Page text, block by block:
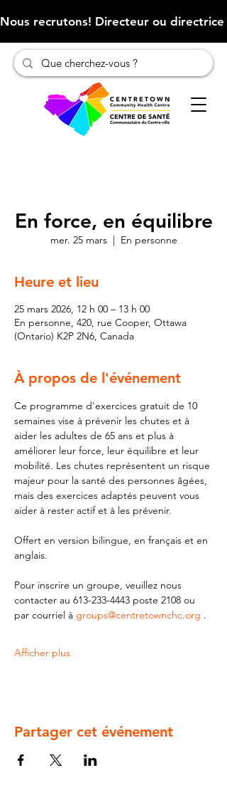
Nous recrutons! Directeur ou
En force, en équilibre
mer. 25 mars
  |
En personne
Heure et lieu
25 mars 2026, 12 h 00 – 13 h 00
En personne, 420, rue Cooper, Ottawa
(Ontario) K2P 2N6, Canada
À propos de l'événement
Ce programme d'exercices gratuit de 10
semaines vise à prévenir les chutes et à
aider les adultes de 65 ans et plus à
améliorer leur force, leur équilibre et leur
mobilité. Les chutes représentent un risque
majeur pour la santé des personnes âgées,
mais des exercices adaptés peuvent vous
aider à rester actif et à les prévenir.
Offert en version bilingue, en français et en
anglais.
Pour inscrire un groupe, veuillez nous
contacter au 613-233-4443 poste 2108 ou
par courriel à groups@centretownchc.org .
Afficher plus
Partager cet événement